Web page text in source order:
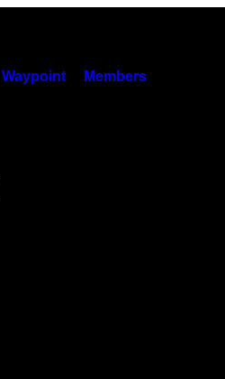
Waypoint Members